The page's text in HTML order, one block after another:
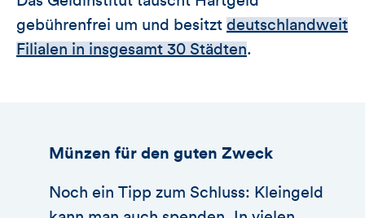
gebührenfrei um und besitzt deutschlandweit
Filialen in insgesamt 30 Städten.
Münzen für den guten Zweck
Noch ein Tipp zum Schluss: Kleingeld